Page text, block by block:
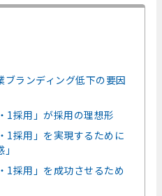
ランディング低下の要因
1採用」が採用の理想形
1採用」を実現するために
1採用」を成功させるため